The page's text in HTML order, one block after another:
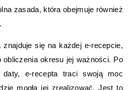
zasada, która obejmuje również
znajduje się na każdej e-recepcie,
okresu jej ważności. Po
e-recepta traci swoją moc
mogła jej zrealizować. Jest to